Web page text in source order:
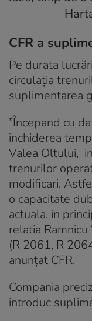
CFR a
Pe durata
circulaţia
suplimentarea
”Începand cu
închiderea
Valea Oltului,
trenurilor
modificari.
o capacitate
actuala, in
relatia
(R 2061, R
anunţat CFR.
Compania
introduc